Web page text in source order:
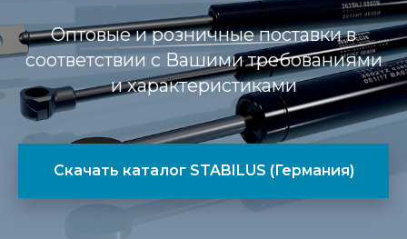
Оптовые и розничные поставки в
соответствии с Вашими требованиями
и характеристиками
Скачать каталог STABILUS (Германия)